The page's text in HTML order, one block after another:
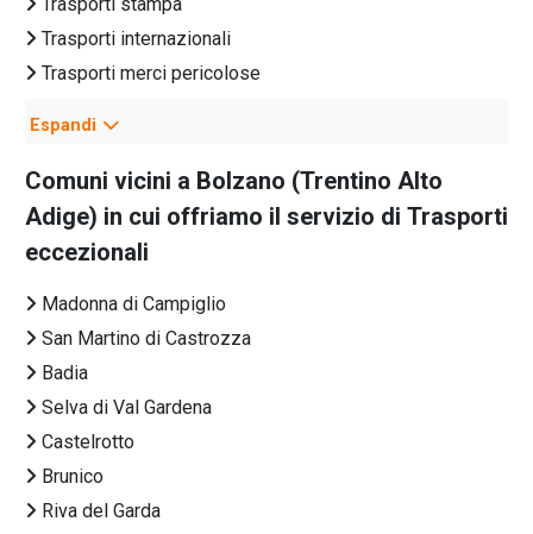
Trasporti internazionali
Trasporti merci pericolose
Trasporti nazionali
Trasporti ecologici
Trasporti eccezionali Italia
Trasporti conto terzi
Spedizionieri marittimi
Spedizionieri doganali
Corrieri espresso
Spedizionieri internazionali
Trasporti groupage
Trasporti collettame
Trasporto bancali
Espandi
Comuni vicini a Bolzano (Trentino Alto
Adige) in cui offriamo il servizio di Trasporti
eccezionali
Madonna di Campiglio
San Martino di Castrozza
Badia
Selva di Val Gardena
Castelrotto
Brunico
Riva del Garda